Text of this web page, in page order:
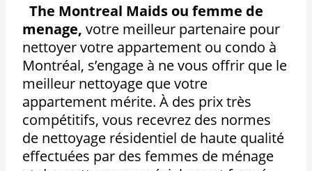
The Montreal Maids ou femme de
menage, votre meilleur partenaire pour
nettoyer votre appartement ou condo à
Montréal, s’engage à ne vous offrir que le
meilleur nettoyage que votre
appartement mérite. À des prix très
compétitifs, vous recevrez des normes
de nettoyage résidentiel de haute qualité
effectuées par des femmes de ménage